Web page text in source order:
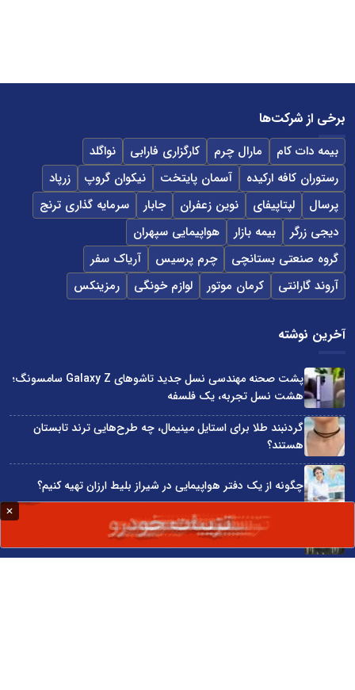
برخی از شرکت‌ها
بیمه دات کام مارال چرم کارگزاری فارابی
نواگلد
رستوران کافه ارکیده
آسمان پایتخت نیکوان گروپ
زرپاد
پرسال
لپتاپیفای نوین زعفران جابار
سرمایه گذاری ترنج
دیجی زرگر
بیمه بازار
هواپیمایی سپهران
گروه صنعتی بستانچی
چرم پرسیس
آریاک سفر
آروند گارانتی
کرمان موتور لوازم خونگی رمزینکس
آخرین نوشته
پشت صحنه مهندسی نسل جدید تاشوهای Galaxy Z سامسونگ؛
هشت نسل تجربه، یک فلسفه
گردنبند طلا برای استایل مینیمال، چه طرح‌هایی ترند تابستان
هستند؟
چگونه از یک دفتر هواپیمایی در شیراز بلیط ارزان تهیه کنیم؟
پایه‌گذاری کنسرسیوم صادرات محصولات چرمی